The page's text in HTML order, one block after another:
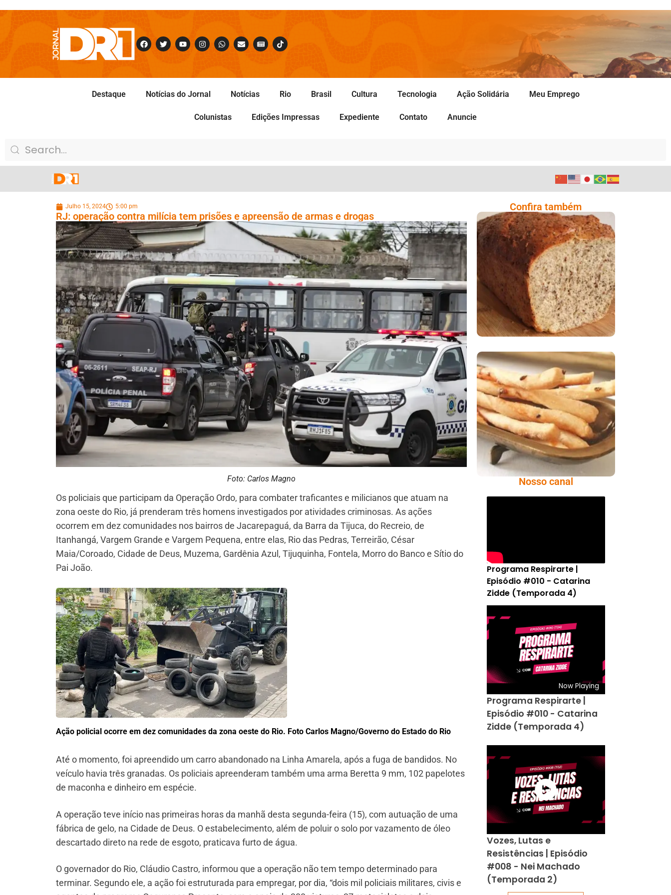
Destaque Notícias do Jornal Notícias Rio Brasil Cultura Tecnologia Ação Solidária Meu Emprego
Colunistas Edições Impressas Expediente Contato Anuncie
Julho 15, 2024 5:00 pm
RJ: operação contra milícia tem prisões e apreensão de armas e drogas
Foto: Carlos Magno
Os policiais que participam da Operação Ordo, para combater traficantes e milicianos que atuam na
zona oeste do Rio, já prenderam três homens investigados por atividades criminosas. As ações
ocorrem em dez comunidades nos bairros de Jacarepaguá, da Barra da Tijuca, do Recreio, de
Itanhangá, Vargem Grande e Vargem Pequena, entre elas, Rio das Pedras, Terreirão, César
Maia/Coroado, Cidade de Deus, Muzema, Gardênia Azul, Tijuquinha, Fontela, Morro do Banco e Sítio do
Pai João.
Ação policial ocorre em dez comunidades da zona oeste do Rio. Foto Carlos Magno/Governo do Estado do Rio
Até o momento, foi apreendido um carro abandonado na Linha Amarela, após a fuga de bandidos. No
veículo havia três granadas. Os policiais apreenderam também uma arma Beretta 9 mm, 102 papelotes
de maconha e dinheiro em espécie.
A operação teve início nas primeiras horas da manhã desta segunda-feira (15), com autuação de uma
fábrica de gelo, na Cidade de Deus. O estabelecimento, além de poluir o solo por vazamento de óleo
descartado direto na rede de esgoto, praticava furto de água.
O governador do Rio, Cláudio Castro, informou que a operação não tem tempo determinado para
terminar. Segundo ele, a ação foi estruturada para empregar, por dia, “dois mil policiais militares, civis e
Confira também
Comer Bem: Pão Low
Carb
Comer Bem:
Palitinhos De Cebola
E Salsa
Nosso canal
Programa Respirarte |
Episódio #010 - Catarina
Zidde (Temporada 4)
Now Playing
Programa Respirarte |
Episódio #010 - Catarina
Zidde (Temporada 4)
Vozes, Lutas e
Resistências | Episódio
#008 - Nei Machado
(Temporada 2)